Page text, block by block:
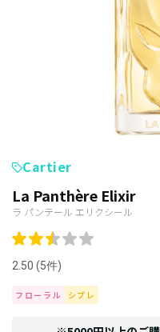
Cartier
La Panthère Elixir
ラ パンテール エリクシール
2.50 (5件)
フローラル シプレ